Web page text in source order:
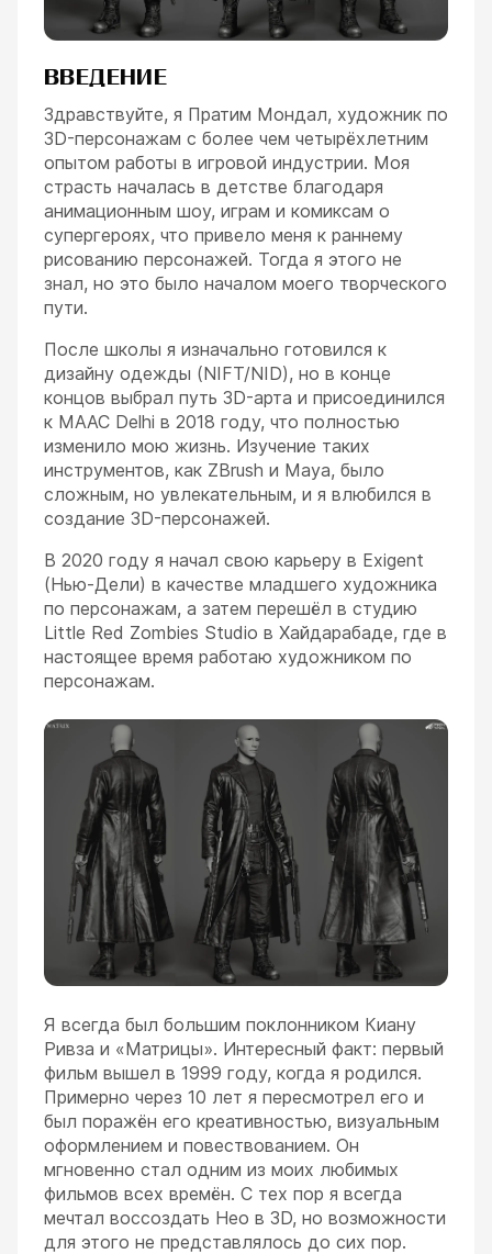
ВВЕДЕНИЕ
Здравствуйте, я Пратим Мондал, художник по
3D-персонажам с более чем четырёхлетним
опытом работы в игровой индустрии. Моя
страсть началась в детстве благодаря
анимационным шоу, играм и комиксам о
супергероях, что привело меня к раннему
рисованию персонажей. Тогда я этого не
знал, но это было началом моего творческого
пути.
После школы я изначально готовился к
дизайну одежды (NIFT/NID), но в конце
концов выбрал путь 3D-арта и присоединился
к MAAC Delhi в 2018 году, что полностью
изменило мою жизнь. Изучение таких
инструментов, как ZBrush и Maya, было
сложным, но увлекательным, и я влюбился в
создание 3D-персонажей.
В 2020 году я начал свою карьеру в Exigent
(Нью-Дели) в качестве младшего художника
по персонажам, а затем перешёл в студию
Little Red Zombies Studio в Хайдарабаде, где в
настоящее время работаю художником по
персонажам.
Я всегда был большим поклонником Киану
Ривза и «Матрицы». Интересный факт: первый
фильм вышел в 1999 году, когда я родился.
Примерно через 10 лет я пересмотрел его и
был поражён его креативностью, визуальным
оформлением и повествованием. Он
мгновенно стал одним из моих любимых
фильмов всех времён. С тех пор я всегда
мечтал воссоздать Нео в 3D, но возможности
для этого не представлялось до сих пор.